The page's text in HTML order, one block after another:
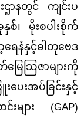
ဌာနတွင် ကျင်းပ
၊ မိုးစပါးစိုက်
ေနံနှင့်ဓါတုဗေဒ
သြဇာများကို
ေးအပ်ခြင်းနှင့်
းများ (GAP)